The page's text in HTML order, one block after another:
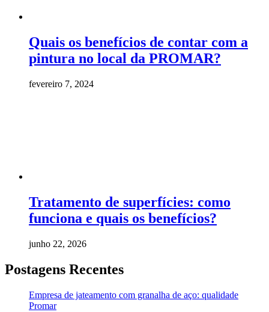
Quais os benefícios de contar com a
pintura no local da PROMAR?
fevereiro 7, 2024
Tratamento de superfícies: como
funciona e quais os benefícios?
junho 22, 2026
Postagens Recentes
Empresa de jateamento com granalha de aço: qualidade
Promar